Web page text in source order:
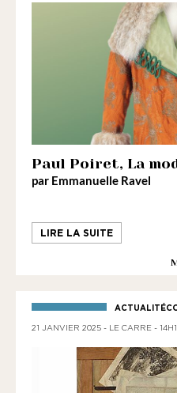
Paul Poiret, La
par Emmanuelle Ravel
LIRE LA SUITE
21 JANVIER 2025 - LE CARRE -